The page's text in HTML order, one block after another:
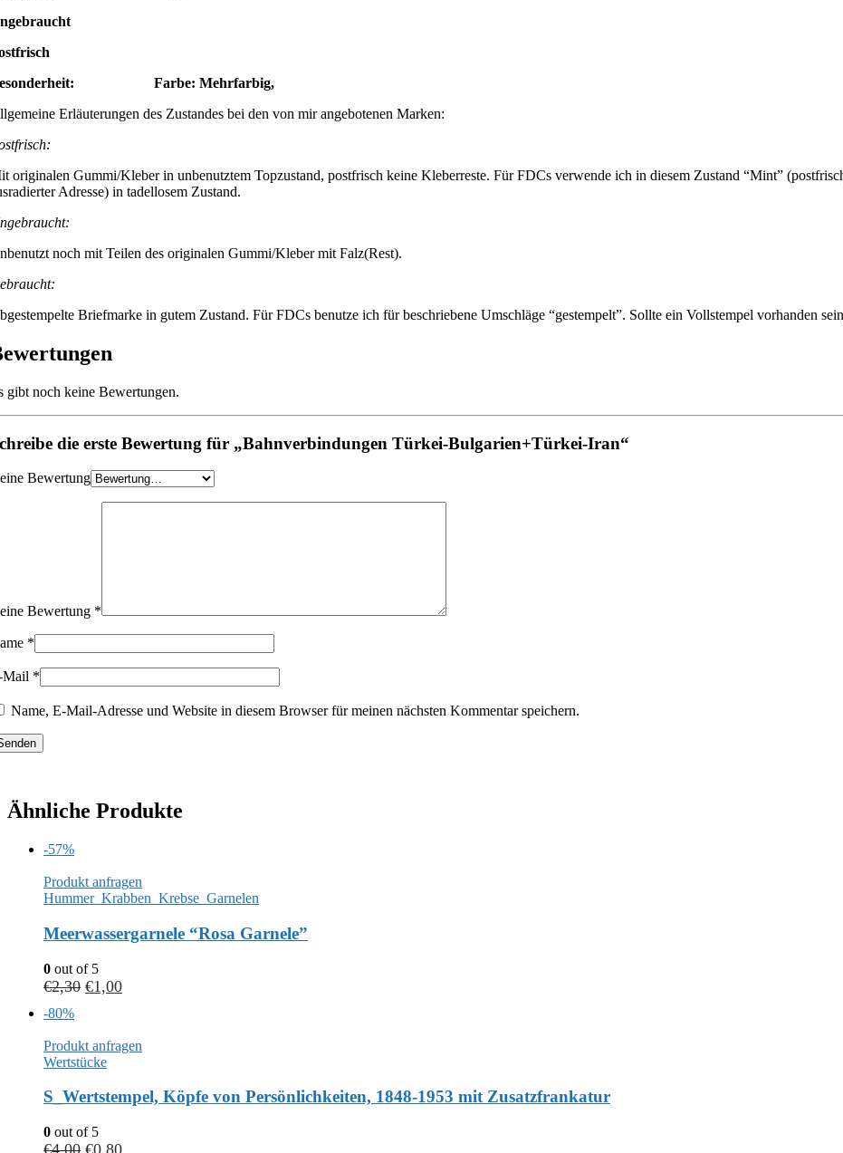
Farbe: Mehrfarbig,
Erläuterungen des Zustandes bei den von mir angebotenen Marken:
originalen Gummi/Kleber in unbenutztem Topzustand, postfrisch keine Kleberreste. Für FDCs verwende ich in diesem Zustand “Mint”
Adresse) in tadellosem Zustand.
noch mit Teilen des originalen Gummi/Kleber mit Falz(Rest).
Briefmarke in gutem Zustand. Für FDCs benutze ich für beschriebene Umschläge “gestempelt”. Sollte ein Vollstempel vorhanden
gibt noch keine Bewertungen.
die erste Bewertung für „Bahnverbindungen Türkei-Bulgarien+Türkei-Iran“
Bewertung
Bewertung *
*
Mail *
Name, E-Mail-Adresse und Website in diesem Browser für meinen nächsten Kommentar speichern.
Ähnliche Produkte
-57%
Produkt anfragen
Hummer_Krabben_Krebse_Garnelen
Meerwassergarnele “Rosa Garnele”
0 out of 5
€2,30 €1,00
-80%
Produkt anfragen
Wertstücke
S_Wertstempel, Köpfe von Persönlichkeiten, 1848-1953 mit Zusatzfrankatur
0 out of 5